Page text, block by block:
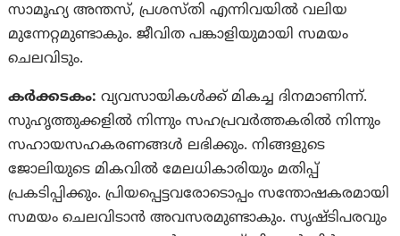
സാമൂഹ്യ അന്തസ്, പ്രശസ്‌തി എന്നിവയില്‍ വലിയ
മുന്നേറ്റമുണ്ടാകും. ജീവിത പങ്കാളിയുമായി സമയം
ചെലവിടും.
കര്‍ക്കടകം: വ്യവസായികൾക്ക് മികച്ച ദിനമാണിന്ന്.
സുഹൃത്തുക്കളില്‍ നിന്നും സഹപ്രവര്‍ത്തകരില്‍ നിന്നും
സഹായസഹകരണങ്ങള്‍ ലഭിക്കും. നിങ്ങളുടെ
ജോലിയുടെ മികവില്‍ മേലധികാരിയും മതിപ്പ്
പ്രകടിപ്പിക്കും. പ്രിയപ്പെട്ടവരോടൊപ്പം സന്തോഷകരമായി
സമയം ചെലവിടാന്‍ അവസരമുണ്ടാകും. സൃഷ്‌ടിപരവും